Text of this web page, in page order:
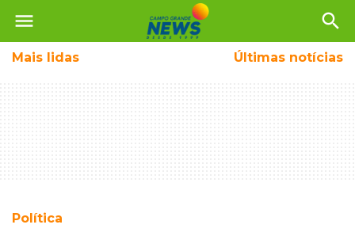
menu search
Mais lidas Últimas notícias
Política